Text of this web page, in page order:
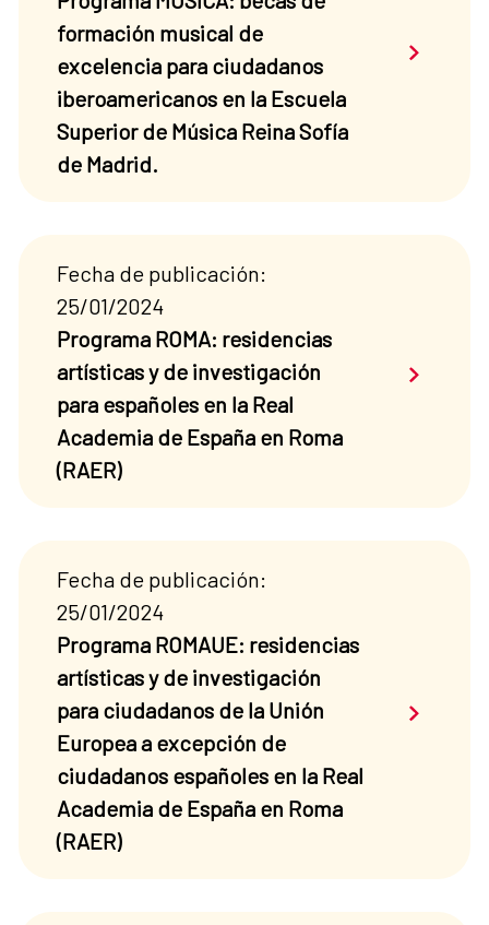
formación musical de
excelencia para ciudadanos
iberoamericanos en la Escuela
Superior de Música Reina Sofía
de Madrid.
Saber
Fecha de publicación:
25/01/2024
Programa ROMA: residencias
artísticas y de investigación
para españoles en la Real
Academia de España en Roma
(RAER)
Saber
Fecha de publicación:
25/01/2024
Programa ROMAUE: residencias
artísticas y de investigación
para ciudadanos de la Unión
Europea a excepción de
ciudadanos españoles en la Real
Academia de España en Roma
(RAER)
Saber